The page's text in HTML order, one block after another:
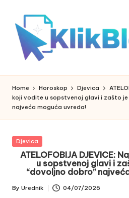
content
li
b
l
o
g
Home Horoskop Djevica
koji vodite u sopstvenoj glavi i zašto
najveća moguća uvreda!
Posted
Djevica
ATELOFOBIJA DJEVICE:
u sopstvenoj glavi i
“dovoljno dobro”
Posted
By Urednik 04/07/2026